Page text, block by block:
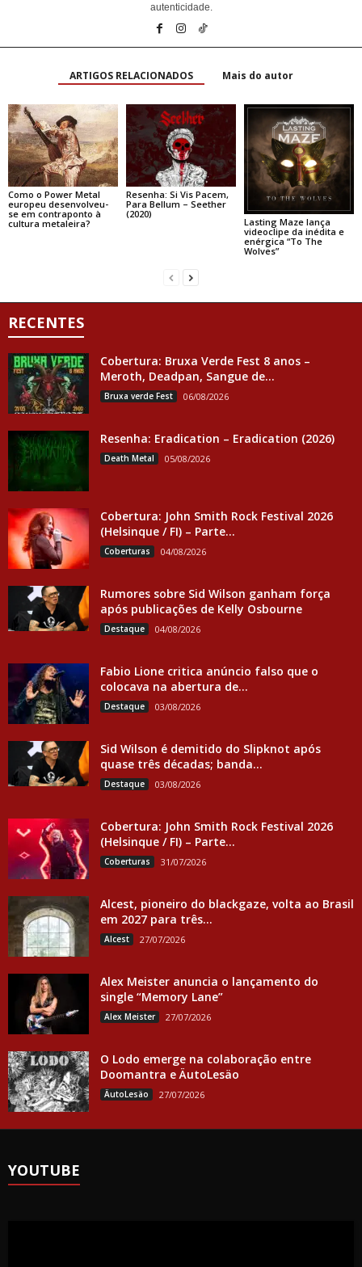
autenticidade.
ARTIGOS RELACIONADOS Mais do autor
Como o Power Metal
europeu desenvolveu-
se em contraponto à
cultura metaleira?
Resenha: Si Vis Pacem,
Para Bellum – Seether
(2020)
Lasting Maze lança
videoclipe da inédita e
enérgica “To The
Wolves”
RECENTES
Cobertura: Bruxa Verde Fest 8 anos –
Meroth, Deadpan, Sangue de...
Bruxa verde Fest 06/08/2026
Resenha: Eradication – Eradication (2026)
Death Metal 05/08/2026
Cobertura: John Smith Rock Festival 2026
(Helsinque / FI) – Parte...
Coberturas 04/08/2026
Rumores sobre Sid Wilson ganham força
após publicações de Kelly Osbourne
Destaque 04/08/2026
Fabio Lione critica anúncio falso que o
colocava na abertura de...
Destaque 03/08/2026
Sid Wilson é demitido do Slipknot após
quase três décadas; banda...
Destaque 03/08/2026
Cobertura: John Smith Rock Festival 2026
(Helsinque / FI) – Parte...
Coberturas 31/07/2026
Alcest, pioneiro do blackgaze, volta ao Brasil
em 2027 para três...
Alcest 27/07/2026
Alex Meister anuncia o lançamento do
single “Memory Lane”
Alex Meister 27/07/2026
O Lodo emerge na colaboração entre
Doomantra e ÄutoLesäo
ÄutoLesäo 27/07/2026
YOUTUBE